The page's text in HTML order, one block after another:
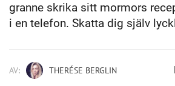
granne skrika sitt mormors
i en telefon. Skatta dig själv
AV: THERÉSE BERGLIN